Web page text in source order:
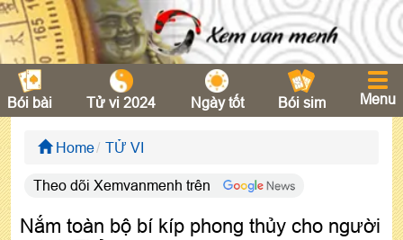
Bói bài Tử vi 2024 Ngày tốt Bói sim Menu
Home TỬ VI
Theo dõi Xemvanmenh trên
Nắm toàn bộ bí kíp phong thủy cho người